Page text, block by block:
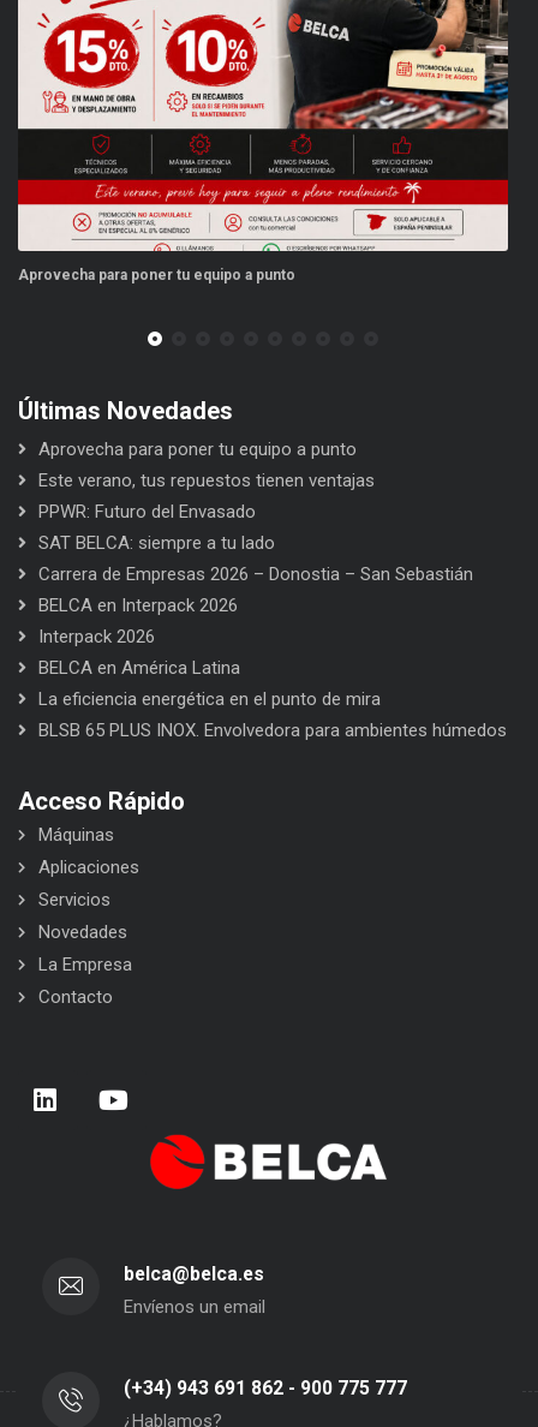
a punto
Últimas Novedades
Aprovecha para poner tu equipo a punto
Este verano, tus repuestos tienen ventajas
PPWR: Futuro del Envasado
SAT BELCA: siempre a tu lado
Carrera de Empresas 2026 – Donostia – San Sebastián
BELCA en Interpack 2026
Interpack 2026
BELCA en América Latina
La eficiencia energética en el punto de mira
BLSB 65 PLUS INOX. Envolvedora para ambientes húmedos
Acceso Rápido
Máquinas
Aplicaciones
Servicios
Novedades
La Empresa
Contacto
belca@belca.es
Envíenos un email
(+34) 943 691 862 - 900 775 777
¿Hablamos?